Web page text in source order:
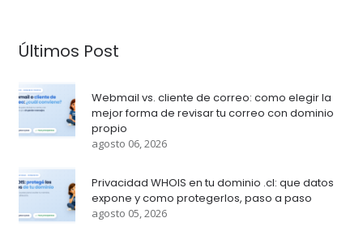
Últimos Post
Webmail vs. cliente de correo: como elegir la
mejor forma de revisar tu correo con dominio
propio
agosto 06, 2026
Privacidad WHOIS en tu dominio .cl: que datos
expone y como protegerlos, paso a paso
agosto 05, 2026